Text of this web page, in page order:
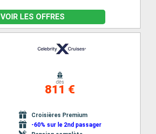
VOIR LES OFFRES
dès
811 €
Croisières Premium
-60% sur le 2nd passager